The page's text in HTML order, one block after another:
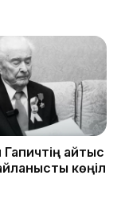
Гапичтің қайтыс
көңіл